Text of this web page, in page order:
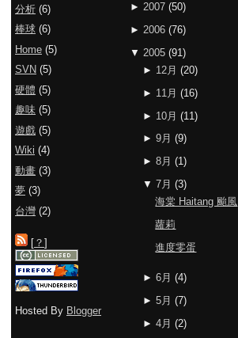
► 2007 (50)
► 2006 (76)
▼ 2005 (91 )
► 12月 (20)
► 11月 (16)
► 10月 (11)
► 9月 (9)
► 8月 (1)
▼ 7月 (3)
海棠 Haitang 颱風
蘿莉
進度零蛋
► 6月 (4)
► 5月 (7)
► 4月 (2)
分析 (6)
棒球 (6)
Home (5)
SVN (5)
硬體 (5)
趣味 (5)
遊戲 (5)
Wiki (4)
動畫 (3)
夢 (3)
台灣 (2)
[ ？ ]
Hosted By Blogger